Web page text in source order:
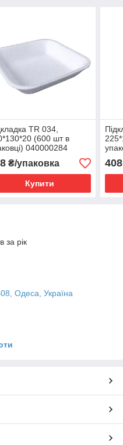
TR 034,
(600 шт в
040000284
₴/упаковка
Купити
408
за рік
Одеса, Україна